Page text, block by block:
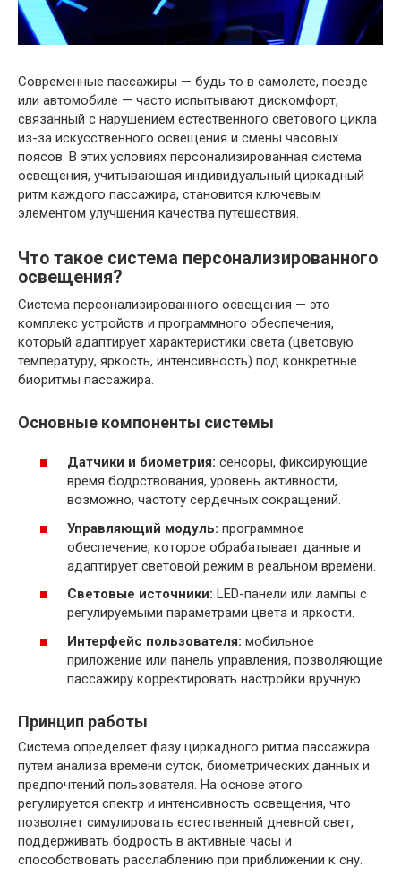
Современные пассажиры — будь то в самолете, поезде
или автомобиле — часто испытывают дискомфорт,
связанный с нарушением естественного светового цикла
из-за искусственного освещения и смены часовых
поясов. В этих условиях персонализированная система
освещения, учитывающая индивидуальный циркадный
ритм каждого пассажира, становится ключевым
элементом улучшения качества путешествия.
Что такое система персонализированного
освещения?
Система персонализированного освещения — это
комплекс устройств и программного обеспечения,
который адаптирует характеристики света (цветовую
температуру, яркость, интенсивность) под конкретные
биоритмы пассажира.
Основные компоненты системы
Датчики и биометрия: сенсоры, фиксирующие
время бодрствования, уровень активности,
возможно, частоту сердечных сокращений.
Управляющий модуль: программное
обеспечение, которое обрабатывает данные и
адаптирует световой режим в реальном времени.
Световые источники: LED-панели или лампы с
регулируемыми параметрами цвета и яркости.
Интерфейс пользователя: мобильное
приложение или панель управления, позволяющие
пассажиру корректировать настройки вручную.
Принцип работы
Система определяет фазу циркадного ритма пассажира
путем анализа времени суток, биометрических данных и
предпочтений пользователя. На основе этого
регулируется спектр и интенсивность освещения, что
позволяет симулировать естественный дневной свет,
поддерживать бодрость в активные часы и
способствовать расслаблению при приближении к сну.